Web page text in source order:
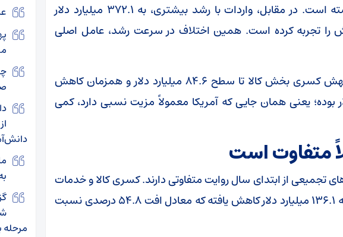
ژانویه ۱۲.۶ میلیارد دلار رشد داشته است. در مقابل، واردات با رشد بیشتری، به ۳۷۲.۱ میلیارد دلار
دلار افزایش را تجربه کرده است. همین اختلاف در سرعت رشد، عامل اصلی
افزایش کسری عمدتاً ناشی از جهش کسری بخش کالا تا سطح ۸۴.۶ میلیارد دلار و همزمان کاهش
۲۷.۳ میلیارد دلار بوده؛ یعنی همان جایی که آمریکا معمولاً مزیت نسبی دارد، کمی
متفاوت است
تجمیعی از ابتدای سال روایت متفاوتی دارند. کسری کالا و خدمات
آمریکا از ابتدای سال تا پایان فوریه ۱۳۶.۱ میلیارد دلار کاهش یافته که معادل افت ۵۴.۸ درصدی نسبت
مرحله